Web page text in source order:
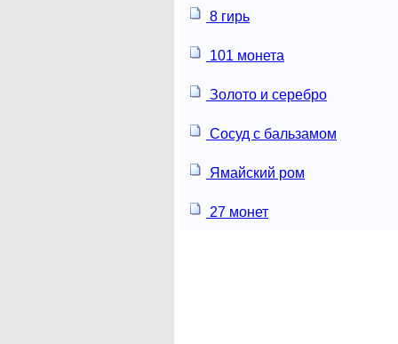
8 гирь
101 монета
Золото и серебро
Сосуд с бальзамом
Ямайский ром
27 монет